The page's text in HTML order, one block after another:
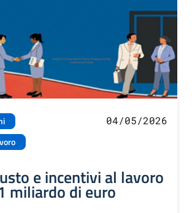
04/05/2026
e incentivi al lavoro
miliardo di euro